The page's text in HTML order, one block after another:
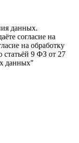
данных.
согласие на
на обработку
статьёй 9 ФЗ от 27
данных"